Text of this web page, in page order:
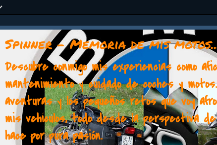
Spinner - Memoria de mis
Descubre conmigo mis experiencias como
mantenimiento y cuidado de coches y
aventuras y los pequeños retos que voy
mis vehículos, todo desde la perspectiva de
hace por pura pasión.